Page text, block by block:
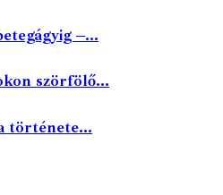
–...
szörfölő...
története...